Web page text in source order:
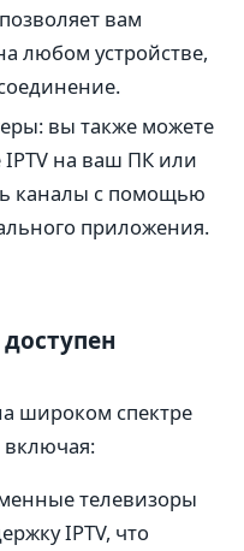
вам
любом устройстве,
вы также можете
на ваш ПК или
каналы с помощью
приложения.
широком спектре
включая:
телевизоры
IPTV, что